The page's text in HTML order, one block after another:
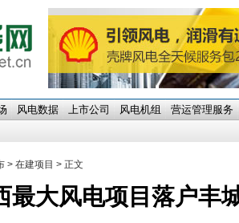
风电数据 上市公司 风电机组 营运管理服务
> 在建项目 > 正文
最大风电项目落户丰